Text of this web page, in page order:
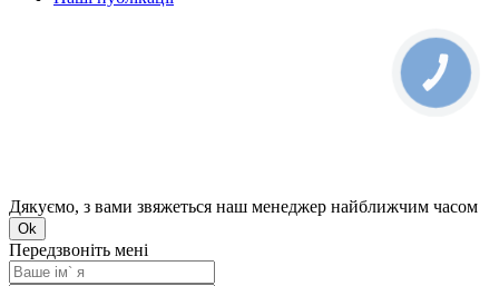
Дякуємо, з вами звяжеться наш менеджер найближчим часом
Ok
Передзвоніть мені
КНОПКА
ЗВ'ЯЗКУ